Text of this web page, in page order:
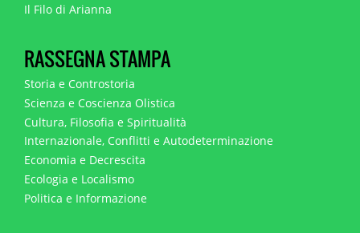
Il Filo di Arianna
RASSEGNA STAMPA
Storia e Controstoria
Scienza e Coscienza Olistica
Cultura, Filosofia e Spiritualità
Internazionale, Conflitti e Autodeterminazione
Economia e Decrescita
Ecologia e Localismo
Politica e Informazione